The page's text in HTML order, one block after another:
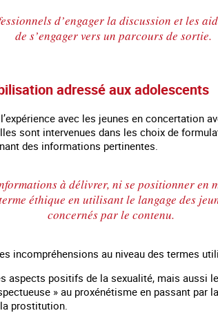
d’engager la discussion et les
de s’engager vers un parcours de sortie.
adressé aux adolescents
avec les jeunes en concertation
sont intervenues dans les choix de
des informations pertinentes.
à délivrer, ni se positionner en
éthique en utilisant le langage des
concernés par le contenu.
incompréhensions au niveau des termes
aspects positifs de la sexualité, mais aussi
» au proxénétisme en passant
prostitution.